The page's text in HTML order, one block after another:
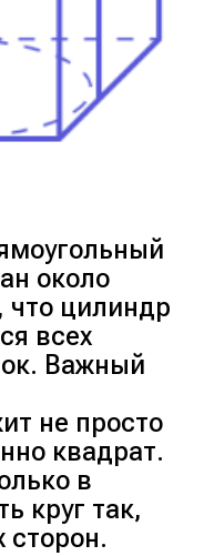
около
что цилиндр
всех
Важный
не просто
квадрат.
в
круг так,
сторон.